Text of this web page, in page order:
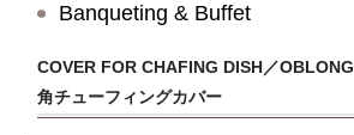
Banqueting & Buffet
COVER FOR CHAFING DISH／OBLONG
角チューフィングカバー